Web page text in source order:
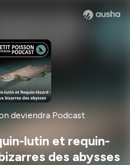
deviendra Podcast
lutin et requin-
des abysses